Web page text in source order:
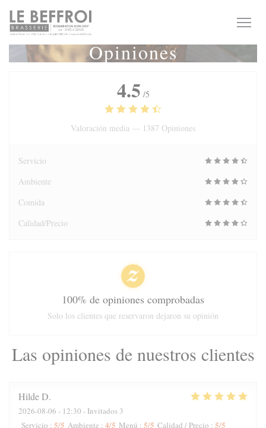
Personalización de sus opciones de cookies
Opiniones
Las opiniones de nuestros clientes
HildeD
2026-08-06 - 12:30 - Invitados 3
Servicio : 5/5 Ambiente : 4/5 Menú : 5/5 Calidad / Precio : 5/5
4.5 /5
Valoración media — 1387 Opiniones
Servicio
Ambiente
Comida
Calidad/Precio
100% de opiniones comprobadas
Solo los clientes que reservaron dejaron su opinión